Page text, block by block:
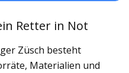
Retter in Not
Züsch besteht
Materialien und